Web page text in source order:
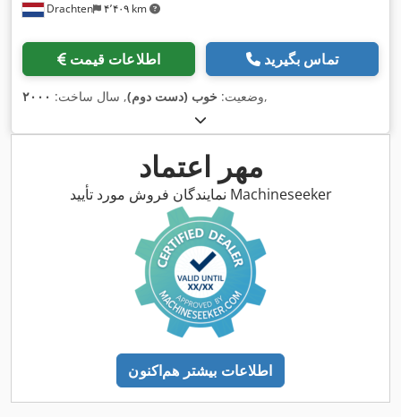
Drachten ۴٬۴۰۹ km
اطلاعات قیمت تماس بگیرید
وضعیت: خوب (دست دوم), سال ساخت: ۲۰۰۰ ,
مهر اعتماد
نمایندگان فروش مورد تأیید Machineseeker
اطلاعات بیشتر هم‌اکنون